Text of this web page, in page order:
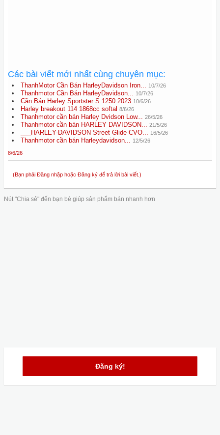
Các bài viết mới nhất cùng chuyên mục:
ThanhMotor Cần Bán HarleyDavidson Iron... 10/7/26
Thanhmotor Cần Bán HarleyDavidson... 10/7/26
Cần Bán Harley Sportster S 1250 2023 10/6/26
Harley breakout 114 1868cc softal 8/6/26
Thanhmotor cần bán Harley Dvidson Low... 26/5/26
Thanhmotor cần bán HARLEY DAVIDSON... 21/5/26
___HARLEY-DAVIDSON Street Glide CVO... 16/5/26
Thanhmotor cần bán Harleydavidson... 12/5/26
8/6/26
(Bạn phải Đăng nhập hoặc Đăng ký để trả lời bài viết.)
Nút "Chia sẻ" đến bạn bè giúp sản phẩm bán nhanh hơn
Đăng ký!